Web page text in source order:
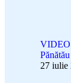
VIDEO
Pănătău
27 iulie